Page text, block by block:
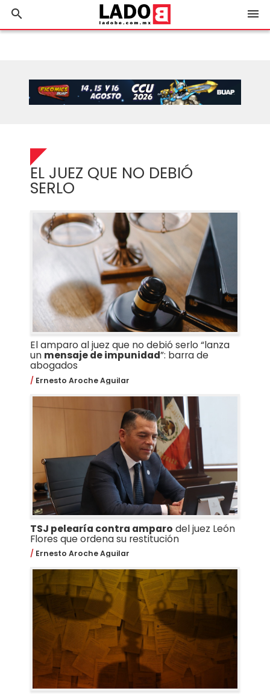
search menu
EL JUEZ QUE NO DEBIÓ
SERLO
El amparo al juez que no debió serlo “lanza
un mensaje de impunidad”: barra de
abogados
Ernesto Aroche Aguilar
TSJ pelearía contra amparo del juez León
Flores que ordena su restitución
Ernesto Aroche Aguilar